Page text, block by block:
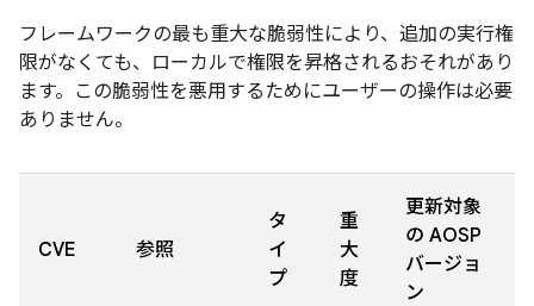
フレームワークの最も重大な脆弱性により、追加の実行権
限がなくても、ローカルで権限を昇格されるおそれがあり
ます。この脆弱性を悪用するためにユーザーの操作は必要
ありません。
CVE 参照
タ
イ
プ
重
大
度
更新対象
の AOSP
バージョ
ン